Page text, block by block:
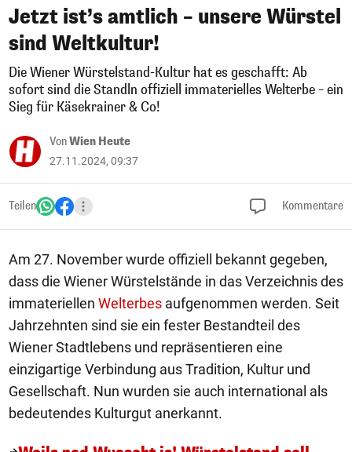
Jetzt ist’s amtlich – unsere Würstel
sind Weltkultur!
Die Wiener Würstelstand-Kultur hat es geschafft: Ab
sofort sind die Standln offiziell immaterielles Welterbe – ein
Sieg für Käsekrainer & Co!
VonWien Heute
27.11.2024, 09:37
Teilen Kommentare
Am 27. November wurde offiziell bekannt gegeben,
dass die Wiener Würstelstände in das Verzeichnis des
immateriellen Welterbes aufgenommen werden. Seit
Jahrzehnten sind sie ein fester Bestandteil des
Wiener Stadtlebens und repräsentieren eine
einzigartige Verbindung aus Tradition, Kultur und
Gesellschaft. Nun wurden sie auch international als
bedeutendes Kulturgut anerkannt.